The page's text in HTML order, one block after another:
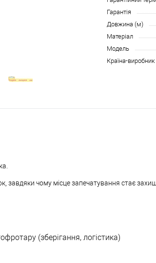
Гарантія
Довжина (м)
Матеріал
Модель
Країна-
завдяки чому місце запечатування стає
(зберігання, логістика)